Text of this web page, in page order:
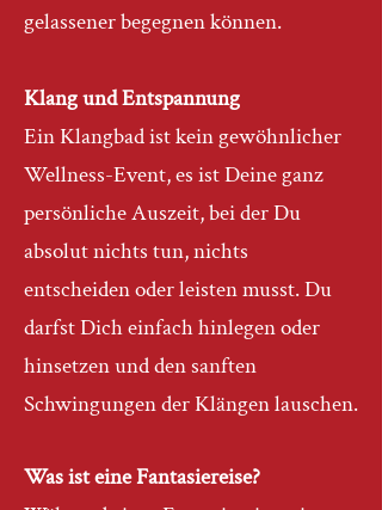
gelassener begegnen können.
Klang und Entspannung
Ein Klangbad ist kein gewöhnlicher
Wellness-Event, es ist Deine ganz
persönliche Auszeit, bei der Du
absolut nichts tun, nichts
entscheiden oder leisten musst. Du
darfst Dich einfach hinlegen oder
hinsetzen und den sanften
Schwingungen der Klängen lauschen.
Was ist eine Fantasiereise?